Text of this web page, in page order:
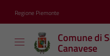
Regione Piemonte
Comune di
Canavese